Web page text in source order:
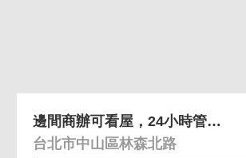
邊間商辦可看屋，24小時管理玻璃帷幕
台北市中山區林森北路